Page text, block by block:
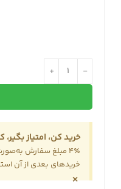
خرید کن، امتیاز
4٪ مبلغ سفارش
خریدهای بعدی از آن
×
قیمت عمده